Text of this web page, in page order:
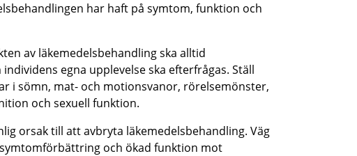
har haft på symtom, funktion och
av läkemedelsbehandling ska alltid
egna upplevelse ska efterfrågas. Ställ
i sömn, mat- och motionsvanor, rörelsemönster,
och sexuell funktion.
orsak till att avbryta läkemedelsbehandling. Väg
och ökad funktion mot